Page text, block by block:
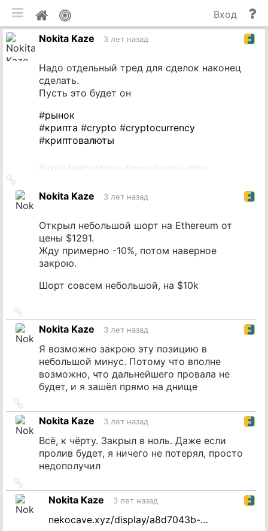
Мой
профиль
и
Вход
Nokita Kaze
3 лет назад
Надо отдельный тред для сделок наконец
сделать.
Пусть это будет он
#рынок
#крипта #crypto #cryptocurrency
#криптовалюты
на
источникNokita Kaze 3 лет назад
Открыл небольшой шорт на Ethereum от
цены $1291.
Жду примерно -10%, потом наверное
закрою.
Шорт совсем небольшой, на $10k
на
источник
Nokita Kaze 3 лет назад
Я возможно закрою эту позицию в
небольшой минус. Потому что вполне
возможно, что дальнейшего провала не
будет, и я зашёл прямо на днище
на
источник
Nokita Kaze 3 лет назад
Всё, к чёрту. Закрыл в ноль. Даже если
пролив будет, я ничего не потерял, просто
недополучил
на
источникNokita Kaze 3 лет назад
nekocave.xyz/display/a8d7043b-…
мобильная версия